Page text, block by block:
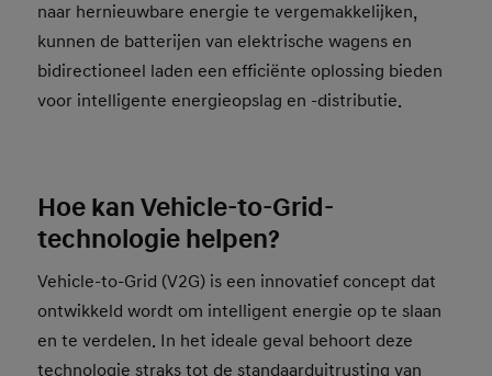
naar hernieuwbare energie te vergemakkelijken,
kunnen de batterijen van elektrische wagens en
bidirectioneel laden een efficiënte oplossing bieden
voor intelligente energieopslag en -distributie.
Hoe kan Vehicle-to-Grid-
technologie helpen?
Vehicle-to-Grid (V2G) is een innovatief concept dat
ontwikkeld wordt om intelligent energie op te slaan
en te verdelen. In het ideale geval behoort deze
technologie straks tot de standaarduitrusting van